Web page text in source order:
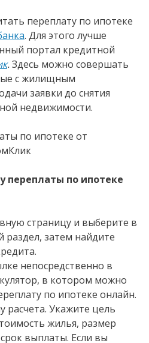
переплату по ипотеке
. Для этого лучше
портал кредитной
.Здесь можно совершать
с жилищным
заявки до снятия
недвижимости.
переплаты по ипотеке
страницу и выберите в
затем найдите
непосредственно в
в котором можно
по ипотеке онлайн.
расчета. Укажите цель
жилья, размер
выплаты. Если вы